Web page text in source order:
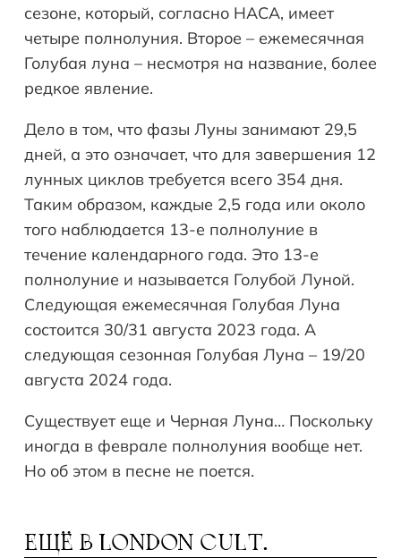
сезоне, который, согласно НАСА, имеет
четыре полнолуния. Второе – ежемесячная
Голубая луна – несмотря на название, более
редкое явление.
Дело в том, что фазы Луны занимают 29,5
дней, а это означает, что для завершения 12
лунных циклов требуется всего 354 дня.
Таким образом, каждые 2,5 года или около
того наблюдается 13-е полнолуние в
течение календарного года. Это 13-е
полнолуние и называется Голубой Луной.
Следующая ежемесячная Голубая Луна
состоится 30/31 августа 2023 года. А
следующая сезонная Голубая Луна – 19/20
августа 2024 года.
Существует еще и Черная Луна… Поскольку
иногда в феврале полнолуния вообще нет.
Но об этом в песне не поется.
ЕЩЁ В LONDON CULT.